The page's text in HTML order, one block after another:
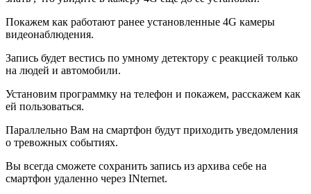
Покажем как работают ранее установленные 4G камеры
видеонаблюдения.
Запись будет вестись по умному детектору с реакцией только
на людей и автомобили.
Установим программку на телефон и покажем, расскажем как
ей пользоваться.
Параллельно Вам на смартфон будут приходить уведомления
о тревожных событиях.
Вы всегда сможете сохранить запись из архива себе на
смартфон удаленно через INternet.